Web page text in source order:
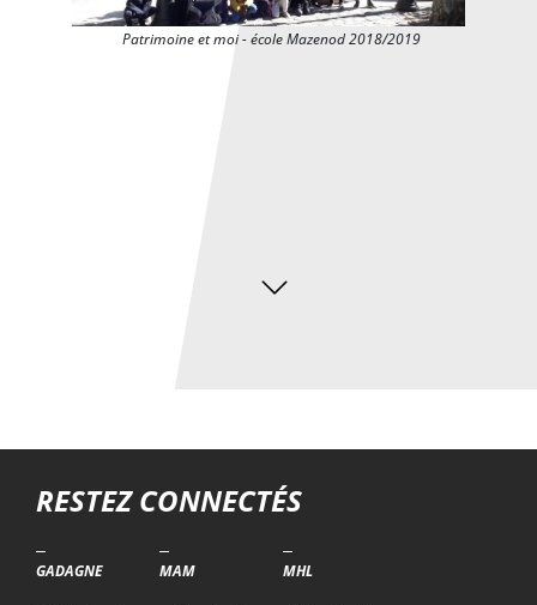
Patrimoine et moi - école Mazenod 2018/2019
RESTEZ CONNECTÉS
GADAGNE MAM MHL